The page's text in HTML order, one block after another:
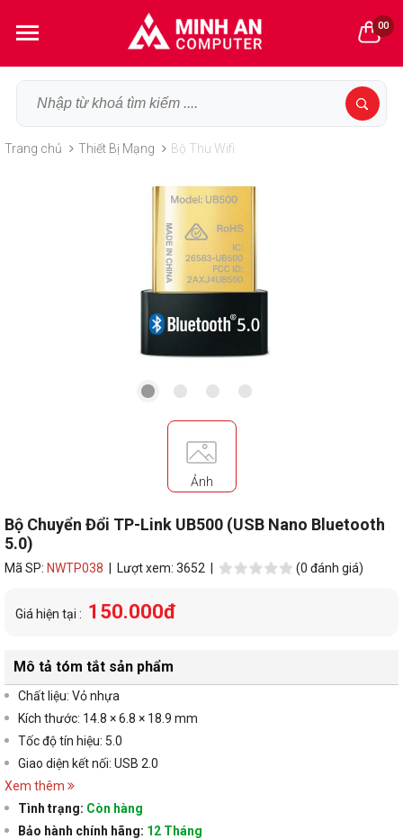
00
Trang chủ Thiết Bị Mạng Bộ Thu Wifi
Ảnh
Bộ Chuyển Đổi TP-Link UB500 (USB Nano Bluetooth
5.0)
Mã SP: NWTP038 | Lượt xem: 3652 | (0 đánh giá)
Giá hiện tại : 150.000đ
Mô tả tóm tắt sản phẩm
Chất liệu: Vỏ nhựa
Kích thước: 14.8 × 6.8 × 18.9 mm
Tốc độ tín hiệu: 5.0
Giao diện kết nối: USB 2.0
Xem thêm
Tình trạng: Còn hàng
Bảo hành chính hãng: 12 Tháng